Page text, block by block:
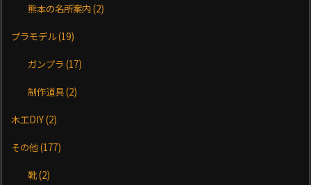
熊本の名所案内(2)
プラモデル(19)
ガンプラ(17)
制作道具(2)
木工DIY(2)
その他(177)
靴(2)